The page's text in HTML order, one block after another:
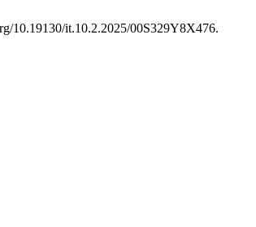
10.19130/it.10.2.2025/00S329Y8X476.